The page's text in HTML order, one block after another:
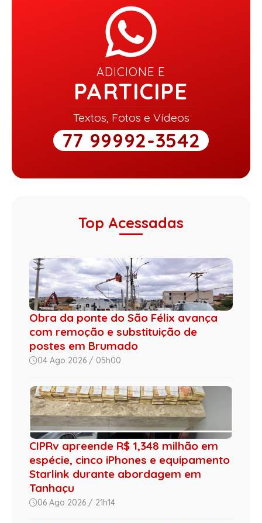
ADICIONE E
PARTICIPE
Textos, Fotos e Vídeos
77 99992-3542
Top Acessadas
Obra da ponte do São Félix avança
com remoção e substituição de
postes em Brumado
04 Ago 2026 / 05h00
CIPRv apreende R$ 1,348 milhão em
espécie, cinco iPhones e equipamento
Starlink durante abordagem em
Tanhaçu
06 Ago 2026 / 21h14